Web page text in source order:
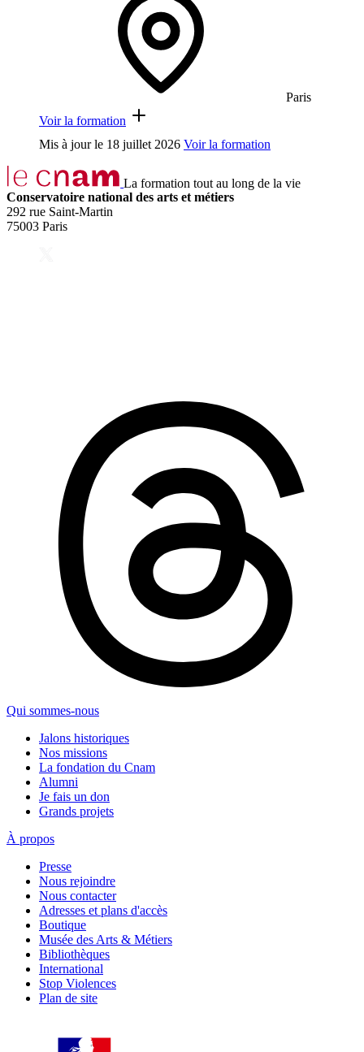
Paris
Voir la formation
Mis à jour le 18 juillet 2026 Voir la formation
La formation tout au long de la vie
Conservatoire national des arts et métiers
292 rue Saint-Martin
75003 Paris
Qui sommes-nous
Jalons historiques
Nos missions
La fondation du Cnam
Alumni
Je fais un don
Grands projets
À propos
Presse
Nous rejoindre
Nous contacter
Adresses et plans d'accès
Boutique
Musée des Arts & Métiers
Bibliothèques
International
Stop Violences
Plan de site